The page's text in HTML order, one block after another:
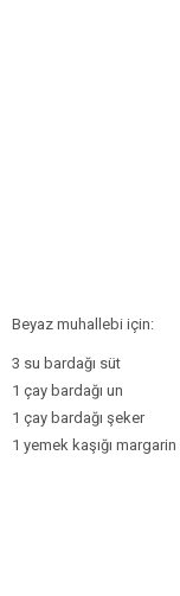
Beyaz muhallebi için:
3 su bardağı süt
1 çay bardağı un
1 çay bardağı şeker
1 yemek kaşığı margarin